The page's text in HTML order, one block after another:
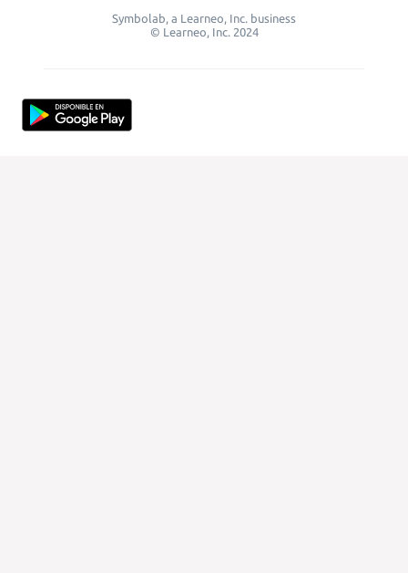
Symbolab, a Learneo, Inc. business
© Learneo, Inc. 2024